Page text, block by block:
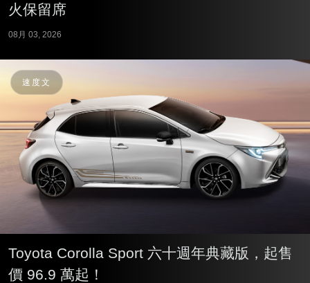
火保留席
08月 03, 2026
速度文
Toyota Corolla Sport 六十週年典藏版，起售
價 96.9 萬起！